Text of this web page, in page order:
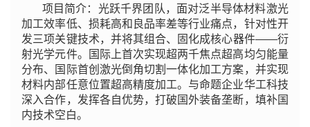
项目简介：光跃千界团队，面对泛半导体材料激光
加工效率低、损耗高和良品率差等行业痛点，针对性开
发三项关键技术，并将其组合、固化成核心器件——衍
射光学元件。国际上首次实现超两千焦点超高均匀能量
分布、国际首创激光倒角切割一体化加工方案，并实现
材料内部任意位置超高精度加工。与命题企业华工科技
深入合作，发挥各自优势，打破国外装备垄断，填补国
内技术空白。